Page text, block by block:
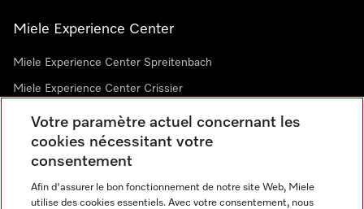
Miele Experience Center
Miele Experience Center Spreitenbach
Miele Experience Center Crissier
Newsletter
Votre paramètre actuel concernant les
cookies nécessitant votre
consentement
Afin d'assurer le bon fonctionnement de notre site Web, Miele
utilise des cookies essentiels. Avec votre consentement, nous